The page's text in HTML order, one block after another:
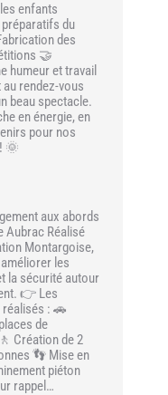
enfants
du
des
🤝
humeur et travail
au rendez-vous
beau spectacle.
en énergie, en
pour nos
🌞
aux abords
Aubrac Réalisé
Montargoise,
les
la sécurité autour
👉 Les
réalisés : 🚗
de
Création de 2
👣 Mise en
piéton
rappel…